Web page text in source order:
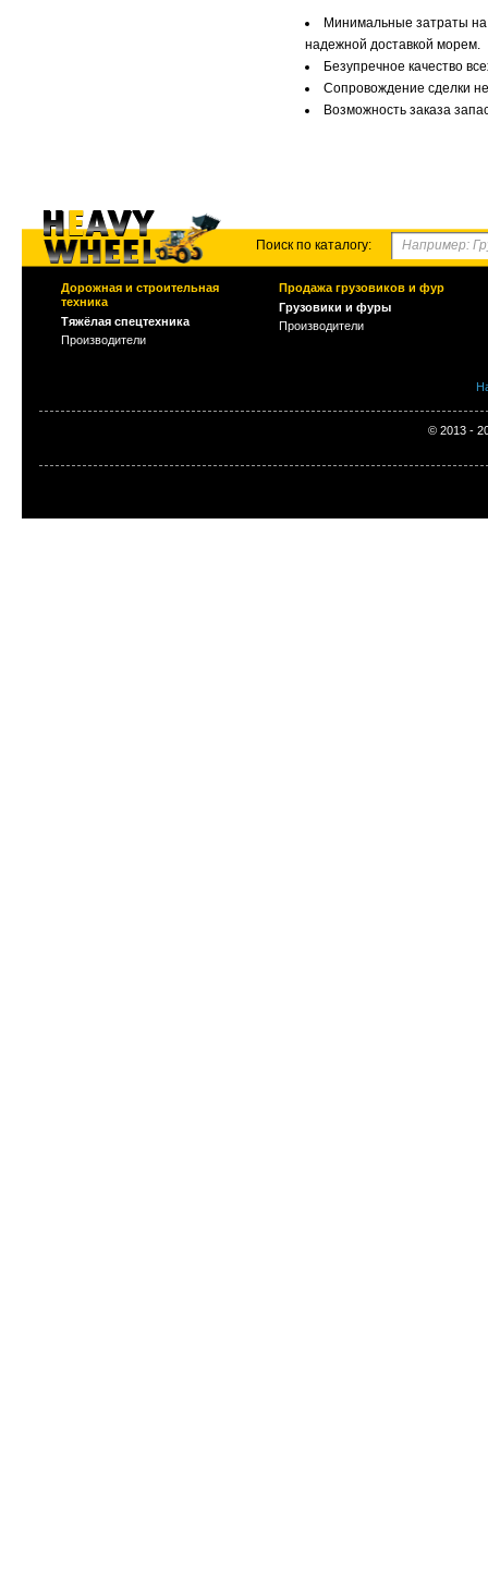
Минимальные затраты на
надежной доставкой морем.
Безупречное качество
Сопровождение сделки
Возможность заказа
Поиск по каталогу:
Дорожная и строительная
техника
Тяжёлая спецтехника
Производители
Продажа грузовиков и фур
Грузовики и фуры
Производители
© 2013 -